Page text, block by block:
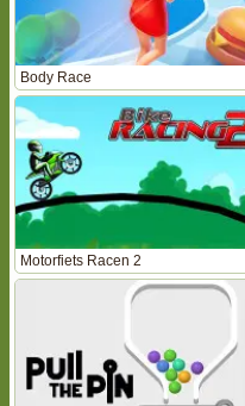
Body Race
Motorfiets Racen 2